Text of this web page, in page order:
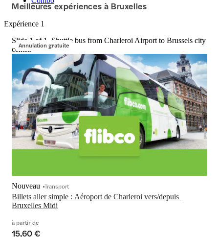
Meilleures expériences à Bruxelles
Expérience 1
Annulation gratuite
Slide 1 of 1, Shuttle bus from Charleroi Airport to Brussels city
center.
Billets aller simple : Aéroport de Charleroi vers/depuis
Bruxelles Midi
Nouveau Transport
à partir de
15,60 €